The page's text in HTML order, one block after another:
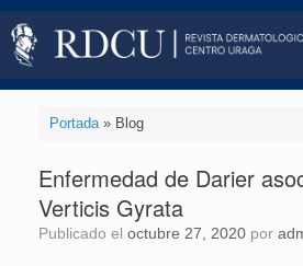
Saltar
contenido
Portada» Blog
Enfermedad de Darier
Verticis Gyrata
Publicado el octubre 27, 2020 por